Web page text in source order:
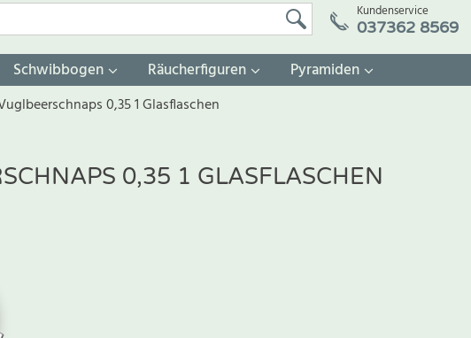
Kundenservice
037362 8569
Schwibbogen Räucherfiguren Pyramiden
0,35 1 Glasflaschen
0,35 1 GLASFLASCHEN